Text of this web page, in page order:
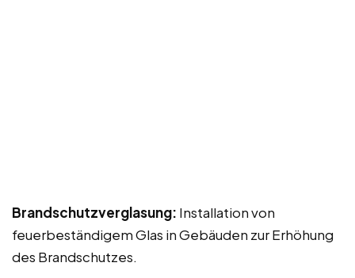
Brandschutzverglasung: Installation von
feuerbeständigem Glas in Gebäuden zur Erhöhung
des Brandschutzes.